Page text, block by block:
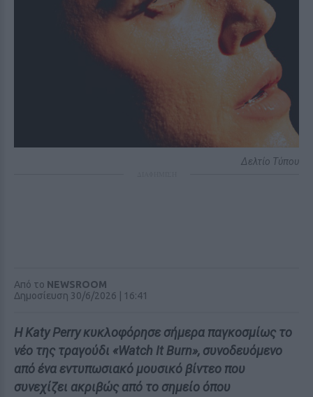
Δελτίο Τύπου
Από το NEWSROOM
Δημοσίευση 30/6/2026 | 16:41
Η Katy Perry κυκλοφόρησε σήμερα παγκοσμίως το
νέο της τραγούδι «Watch It Burn», συνοδευόμενο
από ένα εντυπωσιακό μουσικό βίντεο που
συνεχίζει ακριβώς από το σημείο όπου